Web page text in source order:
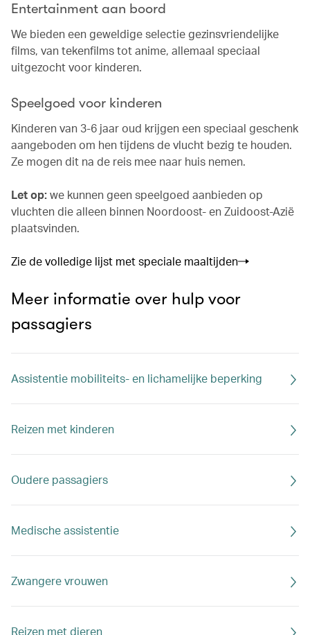
Entertainment aan boord
We bieden een geweldige selectie gezinsvriendelijke
films, van tekenfilms tot anime, allemaal speciaal
uitgezocht voor kinderen.
Speelgoed voor kinderen
Kinderen van 3-6 jaar oud krijgen een speciaal geschenk
aangeboden om hen tijdens de vlucht bezig te houden.
Ze mogen dit na de reis mee naar huis nemen.
Let op: we kunnen geen speelgoed aanbieden op
vluchten die alleen binnen Noordoost- en Zuidoost-Azië
plaatsvinden.
Zie de volledige lijst met speciale maaltijden
Meer informatie over hulp voor
passagiers
Assistentie mobiliteits- en lichamelijke beperking
Reizen met kinderen
Oudere passagiers
Medische assistentie
Zwangere vrouwen
Reizen met dieren